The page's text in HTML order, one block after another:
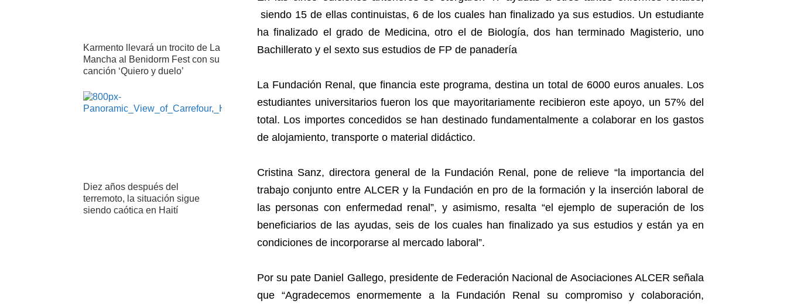
siendo 15 de ellas continuistas, 6 de los cuales han finalizado ya sus estudios. Un estudiante
ha finalizado el grado de Medicina, otro el de Biología, dos han terminado Magisterio, uno
Bachillerato y el sexto sus estudios de FP de panadería
La Fundación Renal, que financia este programa, destina un total de 6000 euros anuales. Los
estudiantes universitarios fueron los que mayoritariamente recibieron este apoyo, un 57% del
total. Los importes concedidos se han destinado fundamentalmente a colaborar en los gastos
de alojamiento, transporte o material didáctico.
Cristina Sanz, directora general de la Fundación Renal, pone de relieve “la importancia del
trabajo conjunto entre ALCER y la Fundación en pro de la formación y la inserción laboral de
las personas con enfermedad renal”, y asimismo, resalta “el ejemplo de superación de los
beneficiarios de las ayudas, seis de los cuales han finalizado ya sus estudios y están ya en
condiciones de incorporarse al mercado laboral”.
Por su pate Daniel Gallego, presidente de Federación Nacional de Asociaciones ALCER señala
que “Agradecemos enormemente a la Fundación Renal su compromiso y colaboración,
Karmento llevará un trocito de La
Mancha al Benidorm Fest con su
canción ‘Quiero y duelo’
Diez años después del
terremoto, la situación sigue
siendo caótica en Haití